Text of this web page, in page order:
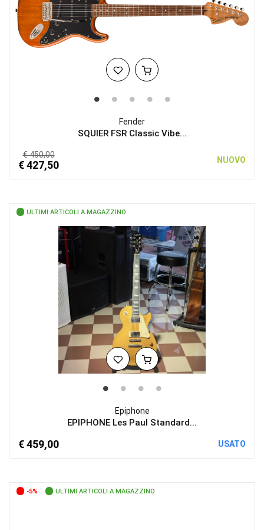
Fender
SQUIER FSR Classic Vibe...
€ 450,00
€ 427,50 NUOVO
ULTIMI ARTICOLI A MAGAZZINO
Epiphone
EPIPHONE Les Paul Standard...
€ 459,00 USATO
-5% ULTIMI ARTICOLI A MAGAZZINO